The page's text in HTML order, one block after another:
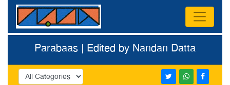
Parabaas | Edited by Nandan Datta